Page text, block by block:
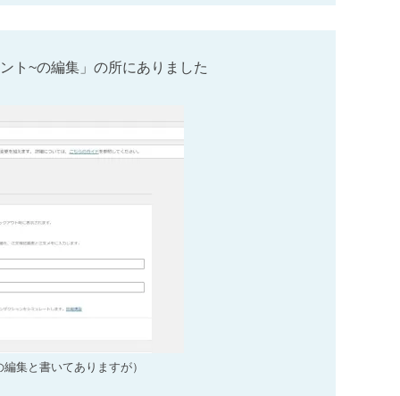
ト~の編集」の所にありました
集と書いてありますが）